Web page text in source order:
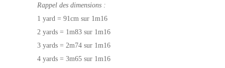
Rappel des dimensions :
1 yard = 91cm sur 1m16
2 yards = 1m83 sur 1m16
3 yards = 2m74 sur 1m16
4 yards = 3m65 sur 1m16